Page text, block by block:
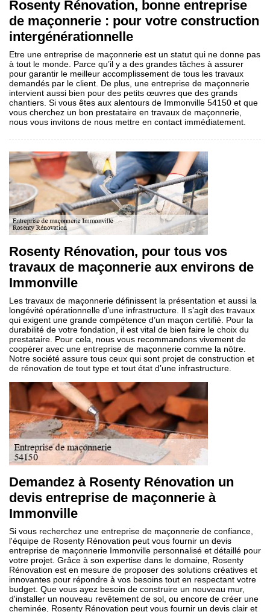
Rosenty Rénovation, bonne entreprise
de maçonnerie : pour votre construction
intergénérationnelle
Etre une entreprise de maçonnerie est un statut qui ne donne pas
à tout le monde. Parce qu’il y a des grandes tâches à assurer
pour garantir le meilleur accomplissement de tous les travaux
demandés par le client. De plus, une entreprise de maçonnerie
intervient aussi bien pour des petits œuvres que des grands
chantiers. Si vous êtes aux alentours de Immonville 54150 et que
vous cherchez un bon prestataire en travaux de maçonnerie,
nous vous invitons de nous mettre en contact immédiatement.
Rosenty Rénovation, pour tous vos
travaux de maçonnerie aux environs de
Immonville
Les travaux de maçonnerie définissent la présentation et aussi la
longévité opérationnelle d’une infrastructure. Il s’agit des travaux
qui exigent une grande compétence d’un maçon certifié. Pour la
durabilité de votre fondation, il est vital de bien faire le choix du
prestataire. Pour cela, nous vous recommandons vivement de
coopérer avec une entreprise de maçonnerie comme la nôtre.
Notre société assure tous ceux qui sont projet de construction et
de rénovation de tout type et tout état d’une infrastructure.
Demandez à Rosenty Rénovation un
devis entreprise de maçonnerie à
Immonville
Si vous recherchez une entreprise de maçonnerie de confiance,
l'équipe de Rosenty Rénovation peut vous fournir un devis
entreprise de maçonnerie Immonville personnalisé et détaillé pour
votre projet. Grâce à son expertise dans le domaine, Rosenty
Rénovation est en mesure de proposer des solutions créatives et
innovantes pour répondre à vos besoins tout en respectant votre
budget. Que vous ayez besoin de construire un nouveau mur,
d'installer un nouveau revêtement de sol, ou encore de créer une
cheminée, Rosenty Rénovation peut vous fournir un devis clair et